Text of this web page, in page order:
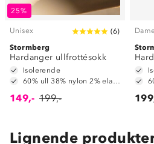
25%
Unisex (6)
Stormberg
Hardanger ullfrottésokk
Isolerende
149,- 199,-
Dame
Lignende